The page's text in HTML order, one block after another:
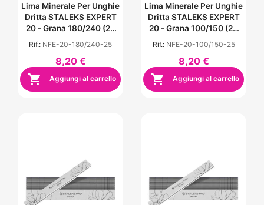
Lima Minerale Per Unghie
Dritta STALEKS EXPERT
20 - Grana 180/240 (25
Rif.: NFE-20-180/240-25
8,20 €
 Aggiungi al carrello
Lima Minerale Per Unghie
Dritta STALEKS EXPERT
20 - Grana 100/150 (25
Rif.: NFE-20-100/150-25
8,20 €
 Aggiungi al carrello